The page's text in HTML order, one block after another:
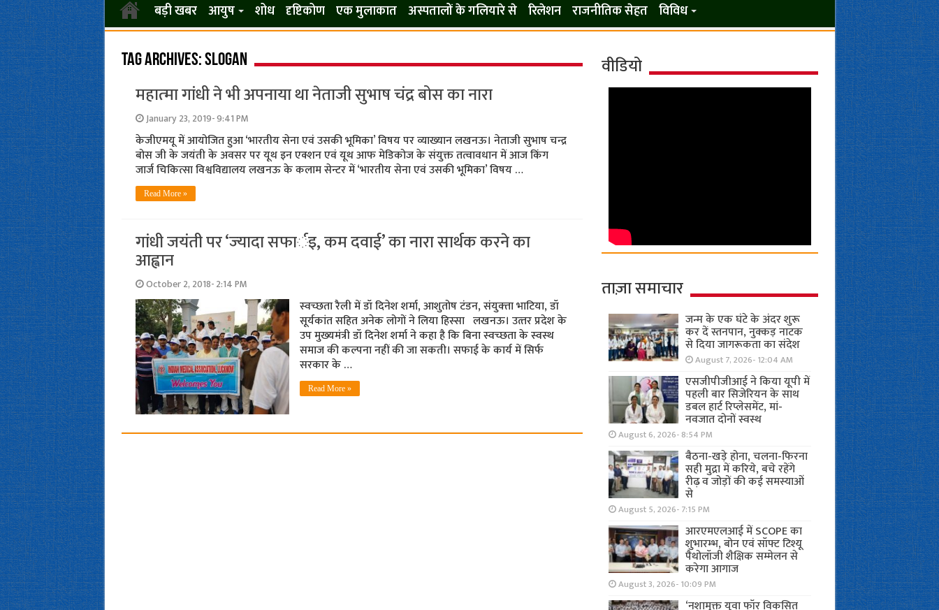
बड़ी खबर आयुष शोध दृष्टिकोण एक मुलाकात अस्पतालों के गलियारे से रिलेशन राजनीतिक सेहत विविध
Tag Archives:slogan
महात्‍मा गांधी ने भी अपनाया था नेताजी सुभाष चंद्र बोस का नारा
January 23, 2019- 9:41 PM
केजीएमयू में आयोजित हुआ ‘भारतीय सेना एवं उसकी भूमिका’ विषय पर व्याख्यान लखनऊ। नेताजी सुभाष चन्द्र
बोस जी के जयंती के अवसर पर यूथ इन एक्शन एवं यूथ आफ मेडिकोज के संयुक्त तत्वावधान में आज किंग
जार्ज चिकित्सा विश्वविद्यालय लखनऊ के कलाम सेन्टर में ‘भारतीय सेना एवं उसकी भूमिका’ विषय …
Read More »
गांधी जयंती पर ‘ज्‍यादा सफार्इ, कम दवाई’ का नारा सार्थक करने का
आह्वान
October 2, 2018- 2:14 PM
स्‍वच्‍छता रैली में डॉ दिनेश शर्मा, आशुतोष टंडन, संयुक्‍ता भाटिया, डॉ
सूर्यकांत सहित अनेक लोगों ने लिया हिस्‍सा लखनऊ। उत्‍तर प्रदेश के
उप मुख्‍यमंत्री डॉ दिनेश शर्मा ने कहा है कि बिना स्‍वच्‍छता के स्‍वस्‍थ
समाज की कल्‍पना नहीं की जा सकती। सफाई के कार्य में सिर्फ
सरकार के …
Read More »
वीडियो
ताज़ा समाचार
जन्म के एक घंटे के अंदर शुरू
कर दें स्तनपान, नुक्कड़ नाटक
से दिया जागरूकता का संदेश
August 7, 2026- 12:04 AM
एसजीपीजीआई ने किया यूपी में
पहली बार सिजेरियन के साथ
डबल हार्ट रिप्लेसमेंट, मां-
नवजात दोनों स्वस्थ
August 6, 2026- 8:54 PM
बैठना-खड़े होना, चलना-फिरना
सही मुद्रा में करिये, बचे रहेंगे
रीढ़ व जोड़ों की कई समस्याओं
से
August 5, 2026- 7:15 PM
आरएमएलआई में SCOPE का
शुभारम्भ, बोन एवं सॉफ्ट टिश्यू
पैथोलॉजी शैक्षिक सम्मेलन से
करेगा आगाज
August 3, 2026- 10:09 PM
‘नशामुक्त युवा फॉर विकसित